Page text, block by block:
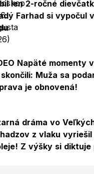
len 2-ročné
Farhad si vypočul
Video
Napäté momenty
Muža sa
je obnovená!
dráma vo
z vlaku vyriešil
Z výšky si diktuje